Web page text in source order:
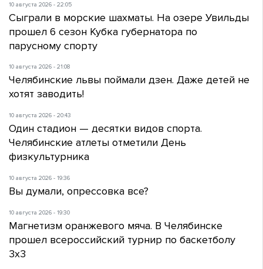
10 августа 2026 - 22:05
Сыграли в морские шахматы. На озере Увильды
прошел 6 сезон Кубка губернатора по
парусному спорту
10 августа 2026 - 21:08
Челябинские львы поймали дзен. Даже детей не
хотят заводить!
10 августа 2026 - 20:43
Один стадион — десятки видов спорта.
Челябинские атлеты отметили День
физкультурника
10 августа 2026 - 19:36
Вы думали, опрессовка все?
10 августа 2026 - 19:30
Магнетизм оранжевого мяча. В Челябинске
прошел всероссийский турнир по баскетболу
3х3